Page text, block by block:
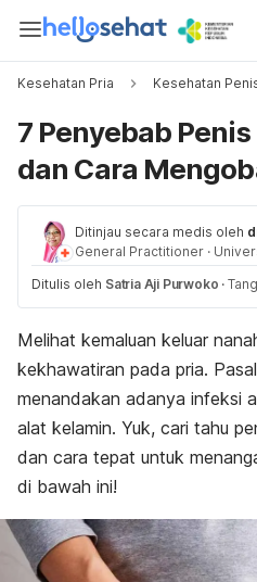
Kesehatan Pria Kesehatan
7 Penyebab
dan Cara
Ditinjau secara medis oleh
General Practitioner ·
Ditulis oleh Satria Aji Purwoko ·
Melihat kemaluan keluar
kekhawatiran pada pria.
menandakan adanya infeksi
alat kelamin. Yuk, cari tahu
dan cara tepat untuk
di bawah ini!